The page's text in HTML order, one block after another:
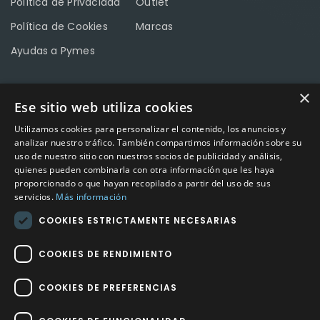
Política de Cookies
Ayudas a Pymes
Marcas
CONTACTO
Calle Méndez Núñez nº3 – Fuente Palmera 14120 Córdoba
Teléfono957 04 96 57
Emailinfo@factory-sport.es
HORARIO COMERCIAL
Lunes a viernes
10:00 a 14:00 / 18:00 a 21:00
×
Ese sitio web utiliza cookies
Utilizamos cookies para personalizar el contenido, los anuncios y
analizar nuestro tráfico. También compartimos información sobre su
uso de nuestro sitio con nuestros socios de publicidad y análisis,
quienes pueden combinarla con otra información que les haya
proporcionado o que hayan recopilado a partir del uso de sus
servicios. Más información
COOKIES ESTRICTAMENTE NECESARIAS
COOKIES DE RENDIMIENTO
COOKIES DE PREFERENCIAS